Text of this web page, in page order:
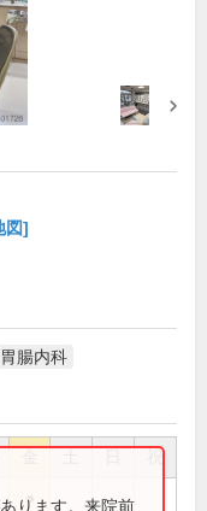
図]
胃腸内科
祝
●
ります。来院前